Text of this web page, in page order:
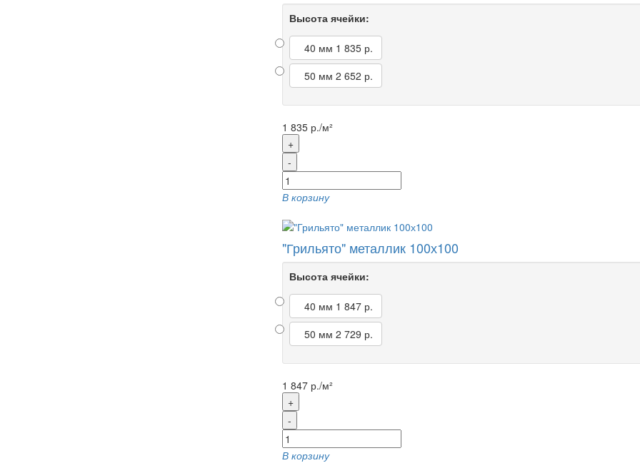
Высота ячейки:
40 мм 1 835 р.
50 мм 2 652 р.
1 835 р./м²
+
-
В корзину
"Грильято" металлик 100х100
Высота ячейки:
40 мм 1 847 р.
50 мм 2 729 р.
1 847 р./м²
+
-
В корзину